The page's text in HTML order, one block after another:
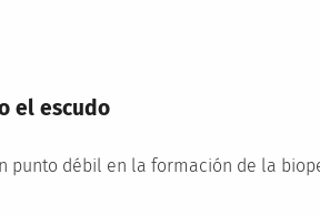
el escudo
punto débil en la formación de la